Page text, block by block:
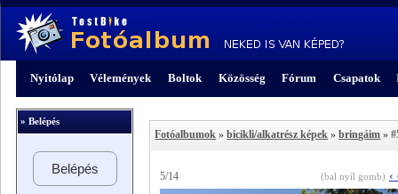
Nyitólap Vélemények Boltok Közösség Fórum Csapatok
» Belépés
Belépés
Fotóalbumok »bicikli/alkatrész képek »bringáim »
5/14 (bal nyíl gomb) ‹